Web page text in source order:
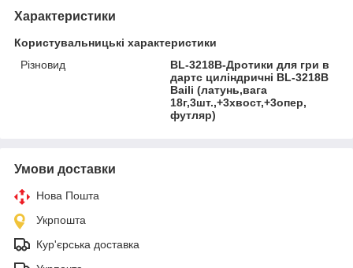
Характеристики
Користувальницькі характеристики
Різновид
BL-3218B-Дротики для гри в
дартс циліндричні BL-3218B
Baili (латунь,вага
18г,3шт.,+3хвост,+3опер,
футляр)
Умови доставки
Нова Пошта
Укрпошта
Кур'єрська доставка